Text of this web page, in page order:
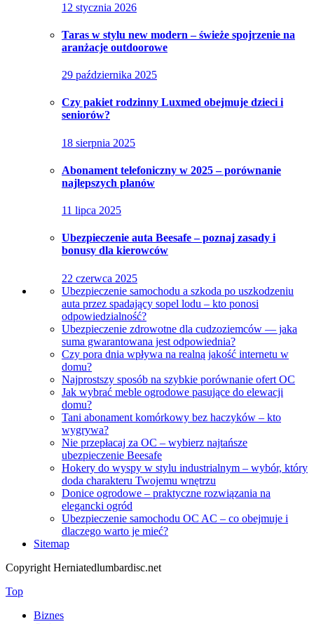
12 stycznia 2026
Taras w stylu new modern – świeże spojrzenie na
aranżacje outdoorowe
29 października 2025
Czy pakiet rodzinny Luxmed obejmuje dzieci i
seniorów?
18 sierpnia 2025
Abonament telefoniczny w 2025 – porównanie
najlepszych planów
11 lipca 2025
Ubezpieczenie auta Beesafe – poznaj zasady i
bonusy dla kierowców
22 czerwca 2025
Ubezpieczenie samochodu a szkoda po uszkodzeniu
auta przez spadający sopel lodu – kto ponosi
odpowiedzialność?
Ubezpieczenie zdrowotne dla cudzoziemców — jaka
suma gwarantowana jest odpowiednia?
Czy pora dnia wpływa na realną jakość internetu w
domu?
Najprostszy sposób na szybkie porównanie ofert OC
Jak wybrać meble ogrodowe pasujące do elewacji
domu?
Tani abonament komórkowy bez haczyków – kto
wygrywa?
Nie przepłacaj za OC – wybierz najtańsze
ubezpieczenie Beesafe
Hokery do wyspy w stylu industrialnym – wybór, który
doda charakteru Twojemu wnętrzu
Donice ogrodowe – praktyczne rozwiązania na
elegancki ogród
Ubezpieczenie samochodu OC AC – co obejmuje i
dlaczego warto je mieć?
Sitemap
Copyright Herniatedlumbardisc.net
Top
Biznes